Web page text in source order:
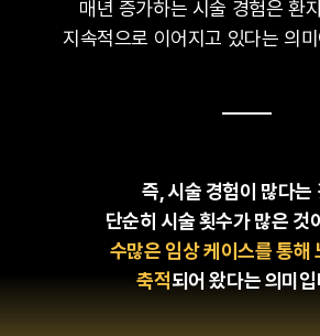
매년 증가하는 시술 경험은 환
지속적으로 이어지고 있다는 의
즉, 시술 경험이 많다는
단순히 시술 횟수가 많은 것
수많은 임상 케이스를 통해
축적되어 왔다는 의미